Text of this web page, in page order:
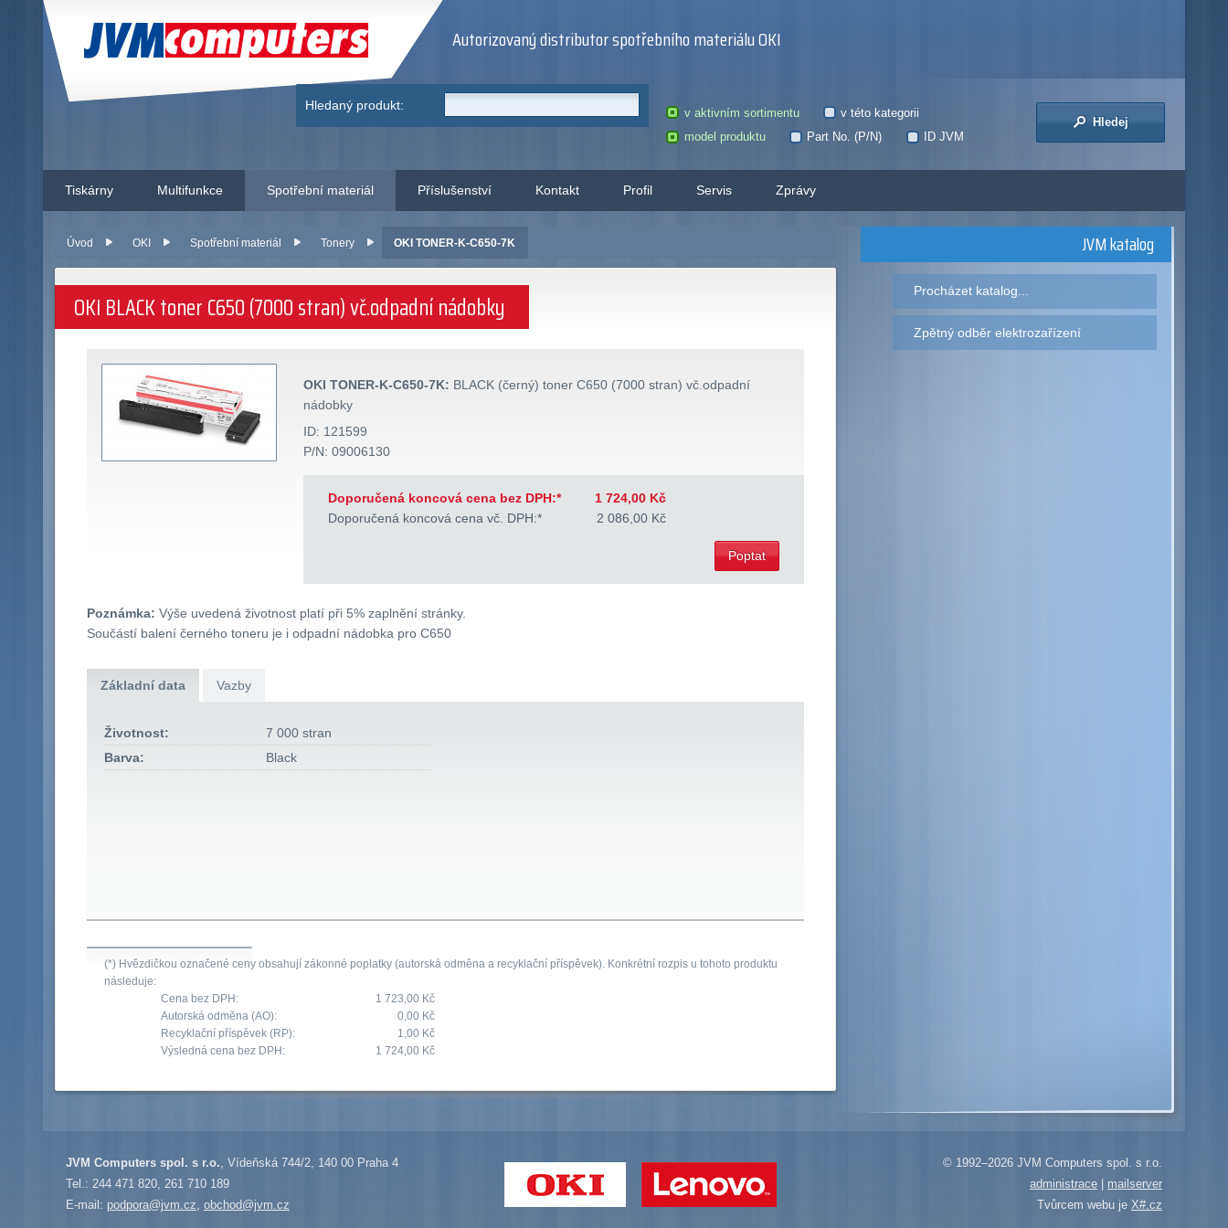
JVM Computers Autorizovaný distributor spotřebního materiálu OKI
Hledaný produkt:
v aktivním sortimentu
v této kategorii
model produktu
Part No. (P/N) ID JVM
Hledej
Tiskárny Multifunkce Spotřební materiál Příslušenství Kontakt Profil Servis Zprávy
Úvod OKI Spotřební materiál Tonery OKI TONER-K-C650-7K
OKI BLACK toner C650 (7000 stran) vč.odpadní nádobky
OKI TONER-K-C650-7K: BLACK (černý) toner C650 (7000 stran) vč.odpadní
nádobky
ID: 121599
P/N: 09006130
Doporučená koncová cena bez DPH:*
1 724,00 Kč
Doporučená koncová cena vč. DPH:*
2 086,00 Kč
Poptat
Poznámka: Výše uvedená životnost platí při 5% zaplnění stránky.
Součástí balení černého toneru je i odpadní nádobka pro C650
Základní data Vazby
Životnost:
7 000 stran
Barva:
Black
(*) Hvězdičkou označené ceny obsahují zákonné poplatky (autorská odměna a recyklační příspěvek). Konkrétní rozpis u tohoto produktu
následuje:
Cena bez DPH:
1 723,00 Kč
Autorská odměna (AO):
0,00 Kč
Recyklační příspěvek (RP):
1,00 Kč
Výsledná cena bez DPH:
1 724,00 Kč
JVM katalog
Procházet katalog...
Zpětný odběr elektrozařízení
JVM Computers spol. s r.o., Vídeňská 744/2, 140 00 Praha 4
Tel.: 244 471 820, 261 710 189
E-mail: podpora@jvm.cz, obchod@jvm.cz
© 1992–2026 JVM Computers spol. s r.o.
administrace
mailserver
Tvůrcem webu je X#.cz